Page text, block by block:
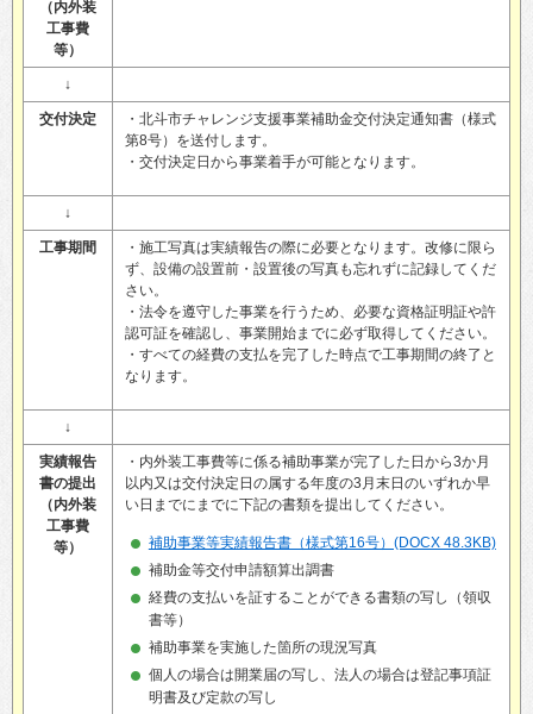
（内外装
工事費
等）
↓
交付決定
・北斗市チャレンジ支援事業補助金交付決定通知書（様式
第8号）を送付します。
・交付決定日から事業着手が可能となります。
↓
工事期間
・施工写真は実績報告の際に必要となります。改修に限ら
ず、設備の設置前・設置後の写真も忘れずに記録してくだ
さい。
・法令を遵守した事業を行うため、必要な資格証明証や許
認可証を確認し、事業開始までに必ず取得してください。
・すべての経費の支払を完了した時点で工事期間の終了と
なります。
↓
実績報告
書の提出
（内外装
工事費
等）
・内外装工事費等に係る補助事業が完了した日から3か月
以内又は交付決定日の属する年度の3月末日のいずれか早
い日までにまでに下記の書類を提出してください。
補助事業等実績報告書（様式第16号）(DOCX 48.3KB)
補助金等交付申請額算出調書
経費の支払いを証することができる書類の写し（領収
書等）
補助事業を実施した箇所の現況写真
個人の場合は開業届の写し、法人の場合は登記事項証
明書及び定款の写し